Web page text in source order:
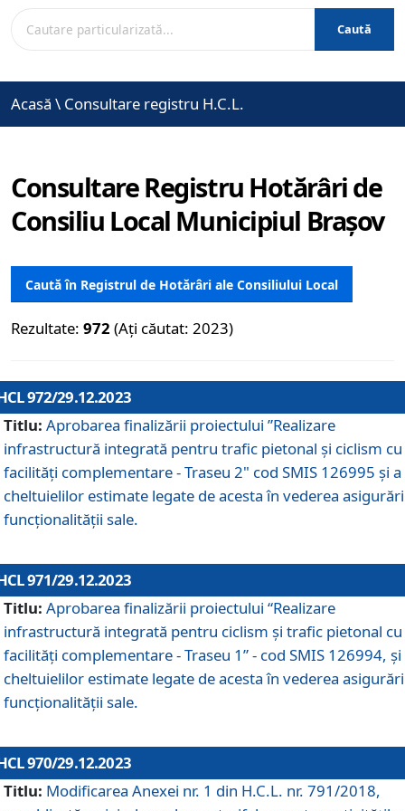
Caută
Acasă \ Consultare registru H.C.L.
Consultare Registru Hotărâri de
Consiliu Local Municipiul Brașov
Caută în Registrul de Hotărâri ale Consiliului Local
Rezultate: 972 (Ați căutat: 2023)
972/29.12.2023
Titlu: Aprobarea finalizării proiectului ”Realizare
infrastructură integrată pentru trafic pietonal și ciclism cu
facilități complementare - Traseu 2" cod SMIS 126995 și a
cheltuielilor estimate legate de acesta în vederea
funcționalității sale.
971/29.12.2023
Titlu: Aprobarea finalizării proiectului “Realizare
infrastructură integrată pentru ciclism şi trafic pietonal cu
facilităţi complementare - Traseu 1” - cod SMIS 126994, și
cheltuielilor estimate legate de acesta în vederea
funcționalității sale.
970/29.12.2023
Titlu: Modificarea Anexei nr. 1 din H.C.L. nr. 791/2018,